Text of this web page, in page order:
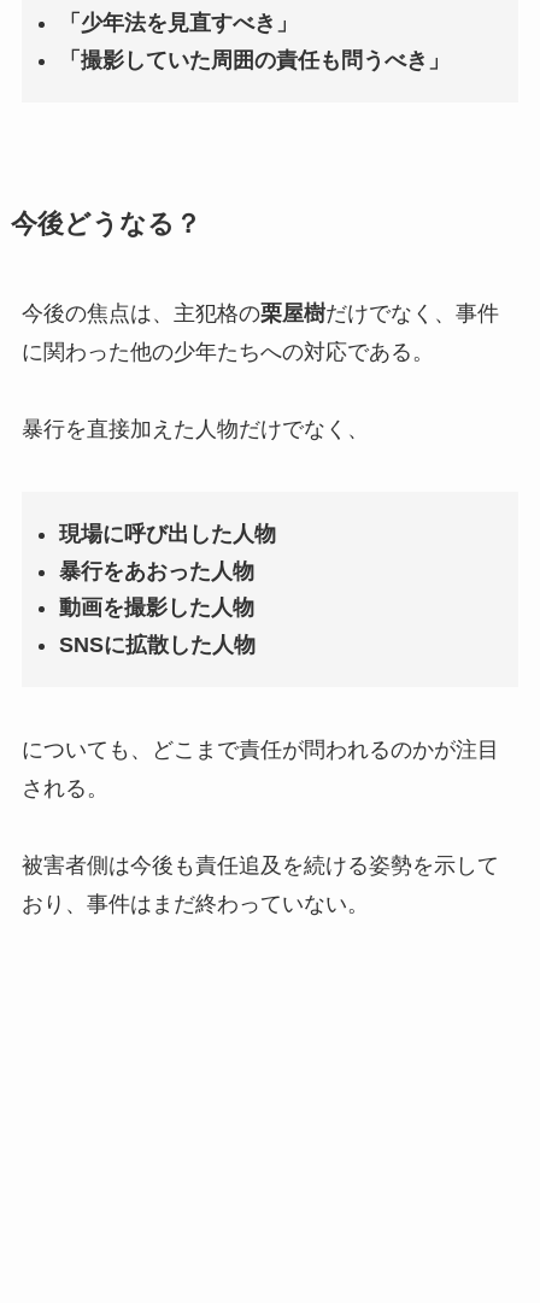
「少年法を見直すべき」
「撮影していた周囲の責任も問うべき」
今後どうなる？
今後の焦点は、主犯格の栗屋樹だけでなく、事件
に関わった他の少年たちへの対応である。
暴行を直接加えた人物だけでなく、
現場に呼び出した人物
暴行をあおった人物
動画を撮影した人物
SNSに拡散した人物
についても、どこまで責任が問われるのかが注目
される。
被害者側は今後も責任追及を続ける姿勢を示して
おり、事件はまだ終わっていない。